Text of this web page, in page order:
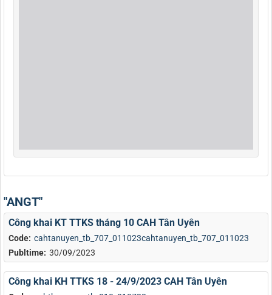
"ANGT"
Code: cahtanuyen_tb_707_011023cahtanuyen_tb_707_011023
Publtime: 30/09/2023
Công khai KT TTKS tháng 10 CAH Tân Uyên
Công khai KH TTKS 18 - 24/9/2023 CAH Tân Uyên